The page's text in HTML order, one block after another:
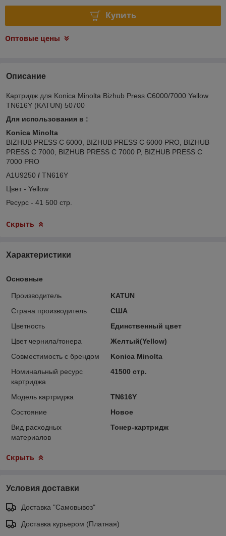
Купить
Оптовые цены
Описание
Картридж для Konica Minolta Bizhub Press C6000/7000 Yellow
TN616Y (KATUN) 50700
Для использования в :
Konica Minolta
BIZHUB PRESS C 6000, BIZHUB PRESS C 6000 PRO, BIZHUB
PRESS C 7000, BIZHUB PRESS C 7000 P, BIZHUB PRESS C
7000 PRO
A1U9250 / TN616Y
Цвет - Yellow
Ресурс - 41 500 стр.
Скрыть
Характеристики
Основные
Производитель
KATUN
Страна производитель
США
Цветность
Единственный цвет
Цвет чернила/тонера
Желтый(Yellow)
Совместимость с брендом
Konica Minolta
Номинальный ресурс
картриджа
41500 стр.
Модель картриджа
TN616Y
Состояние
Новое
Вид расходных
материалов
Тонер-картридж
Скрыть
Условия доставки
Доставка "Самовывоз"
Доставка курьером (Платная)